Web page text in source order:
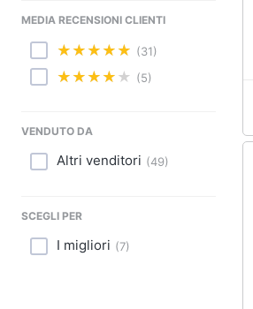
Giocattoli
Fotografia
Abbigliamento
MEDIA RECENSIONI CLIENTI
(31)
(5)
VENDUTO DA
Altri venditori (49)
SCEGLI PER
I migliori (7)